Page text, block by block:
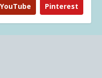
YouTube Pinterest